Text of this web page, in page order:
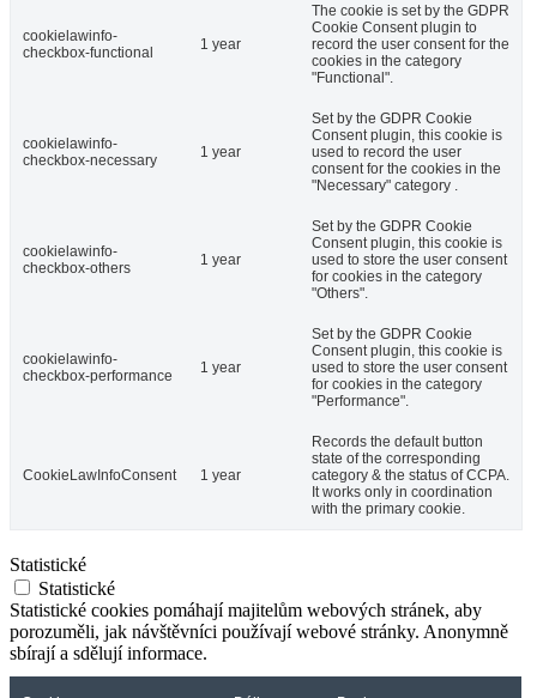
cookielawinfo-
checkbox-functional
1 year
The cookie is set by the GDPR
Cookie Consent plugin to
record the user consent for the
cookies in the category
"Functional".
cookielawinfo-
checkbox-necessary
1 year
Set by the GDPR Cookie
Consent plugin, this cookie is
used to record the user
consent for the cookies in the
"Necessary" category .
cookielawinfo-
checkbox-others
1 year
Set by the GDPR Cookie
Consent plugin, this cookie is
used to store the user consent
for cookies in the category
"Others".
cookielawinfo-
checkbox-performance
1 year
Set by the GDPR Cookie
Consent plugin, this cookie is
used to store the user consent
for cookies in the category
"Performance".
CookieLawInfoConsent 1 year
Records the default button
state of the corresponding
category & the status of CCPA.
It works only in coordination
with the primary cookie.
Statistické
Statistické
Statistické cookies pomáhají majitelům webových stránek, aby
porozuměli, jak návštěvníci používají webové stránky. Anonymně
sbírají a sdělují informace.